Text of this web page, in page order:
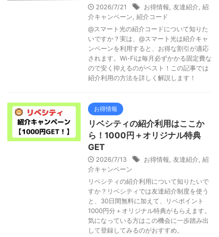
2026/7/21 お得情報 友達紹介 紹
介キャンペーン 紹介コード
@スマート光の紹介コードについて知りた
いですか？実は、@スマート光は紹介キャ
ンペーンを利用すると、お得な割引が適応
されます。Wi-Fiは毎月必ずかかる固定費な
ので安く抑えるのがベスト！この記事では
紹介利用の方法を詳しく解説します！
お得情報
リベシティの紹介利用はここか
ら！1000円＋オリジナル特典
GET
2026/7/13 お得情報 友達紹介 紹
介キャンペーン
リベシティの紹介利用について知りたいで
すか？リベシティでは友達紹介制度を使う
と、30日間無料に加えて、リベポイント
1000円分＋オリジナル特典がもらえます。
気になっている方はこの機会に一歩踏み出
して登録してみるのがおすすめ。